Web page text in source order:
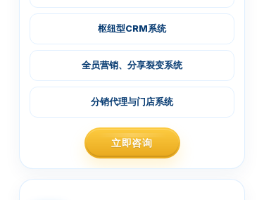
枢纽型CRM系统
全员营销、分享裂变系统
分销代理与门店系统
立即咨询